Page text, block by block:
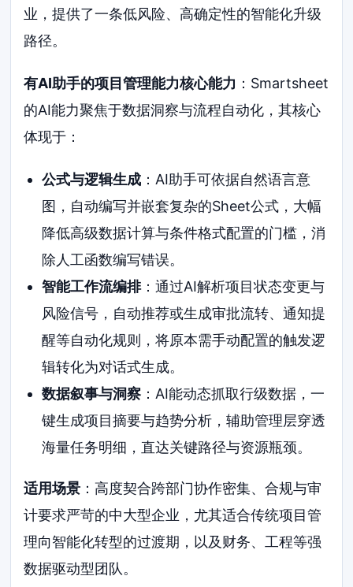
业，提供了一条低风险、高确定性的智能化升级
路径。
有AI助手的项目管理能力核心能力 ：Smartsheet
的AI能力聚焦于数据洞察与流程自动化，其核心
体现于：
公式与逻辑生成：AI助手可依据自然语言意
图，自动编写并嵌套复杂的Sheet公式，大幅
降低高级数据计算与条件格式配置的门槛，消
除人工函数编写错误。
智能工作流编排：通过AI解析项目状态变更与
风险信号，自动推荐或生成审批流转、通知提
醒等自动化规则，将原本需手动配置的触发逻
辑转化为对话式生成。
数据叙事与洞察：AI能动态抓取行级数据，一
键生成项目摘要与趋势分析，辅助管理层穿透
海量任务明细，直达关键路径与资源瓶颈。
适用场景 ：高度契合跨部门协作密集、合规与审
计要求严苛的中大型企业，尤其适合传统项目管
理向智能化转型的过渡期，以及财务、工程等强
数据驱动型团队。